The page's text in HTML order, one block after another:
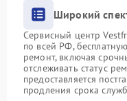
Широкий
Сервисный центр
по всей РФ,
ремонт, включая
отслеживать статус
предоставляется
продления срока